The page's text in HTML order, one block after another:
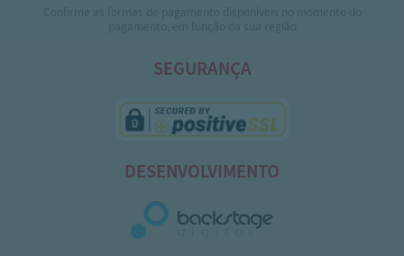
SEGURANÇA
DESENVOLVIMENTO